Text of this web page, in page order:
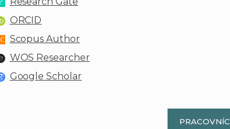
ORCID
Scopus Author
WOS Researcher
Google Scholar